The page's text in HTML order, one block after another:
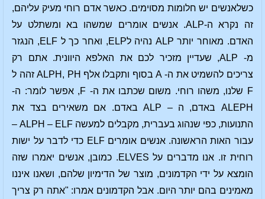
כשלאנשים יש חלומות מסוימים. כאשר אדם רוחי מעיק עליהם,
זה נקרא ה-ALP. אנשים אומרים שמשהו בא ומשתלט על
האדם. מאוחר יותר ALP נהיה לELP, ואחר כך ל ELF, הנגזר
מ- ALP, שעדיין מזכיר לכם את האלפא היוונית. אתם רק
צריכים להשמיט את ה- A בסוף ותקבלו אלף ALPH, PH זהה ל
F שלנו, משהו רוחי. משום שכתבו את ה- F, אפשר לומר: ה-
ALEPH באדם, ה – ALP באדם. אם משאירים בצד את
התנועות, כפי שנהוג בעברית, מקבלים למעשה ALPH – ELF –
עבור האות הראשונה. אנשים אומרים ELF כדי לדבר על ישות
רוחית זו. אנו מדברים על ELVES. כמובן, אנשים יאמרו שזה
הומצא על ידי הקדמונים, מוצר של הדימיון שלהם, ושאנו איננו
מאמינים בהם יותר היום. אבל הקדמונים אמרו: "אתה רק צריך